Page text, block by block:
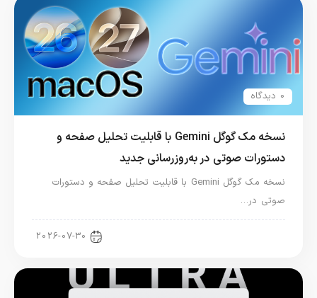
0 دیدگاه
نسخه مک گوگل Gemini با قابلیت تحلیل صفحه و
دستورات صوتی در به‌روزرسانی جدید
نسخه مک گوگل Gemini با قابلیت تحلیل صفحه و دستورات
صوتی در…
2026-07-30